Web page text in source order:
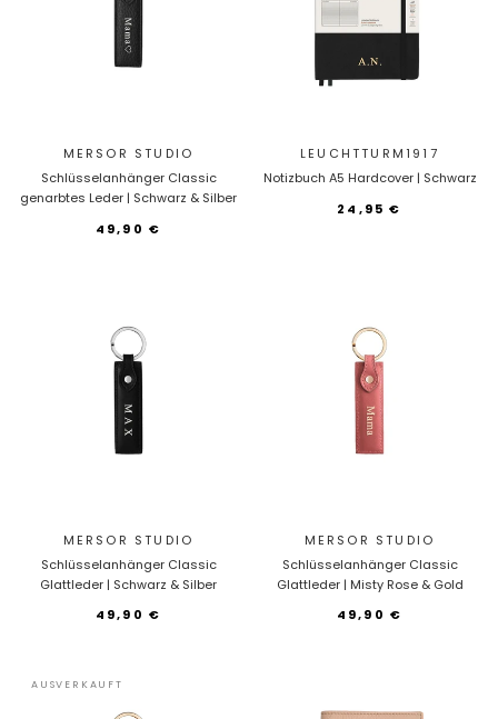
MERSOR STUDIO
Schlüsselanhänger Classic
genarbtes Leder | Schwarz & Silber
49,90 €
LEUCHTTURM1917
Notizbuch A5 Hardcover | Schwarz
24,95 €
MERSOR STUDIO
Schlüsselanhänger Classic
Glattleder | Schwarz & Silber
49,90 €
MERSOR STUDIO
Schlüsselanhänger Classic
Glattleder | Misty Rose & Gold
49,90 €
AUSVERKAUFT